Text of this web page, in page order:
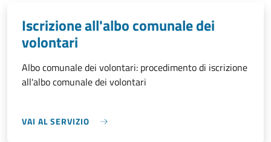
Iscrizione all'albo comunale dei
volontari
Albo comunale dei volontari: procedimento di iscrizione
all'albo comunale dei volontari
VAI AL SERVIZIO